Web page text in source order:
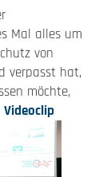
Mal alles um
von
verpasst hat,
möchte,
Videoclip